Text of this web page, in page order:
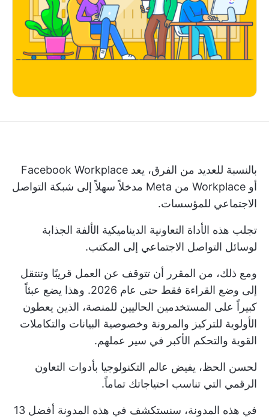
بالنسبة للعديد من الفرق، يعد Facebook Workplace
أو Workplace من Meta مدخلاً سهلاً إلى شبكة التواصل
الاجتماعي للمؤسسات.
تجلب هذه الأداة التعاونية الديناميكية الألفة الجذابة
لوسائل التواصل الاجتماعي إلى المكتب.
ومع ذلك، من المقرر أن تتوقف عن العمل قريبًا وتنتقل
إلى وضع القراءة فقط حتى عام 2026. وهذا يضع عبئاً
كبيراً على المستخدمين الحاليين للمنصة، الذين يعطون
الأولوية للتركيز والمرونة وخصوصية البيانات والتكاملات
القوية والتحكم الأكبر في سير عملهم.
لحسن الحظ، يفيض عالم التكنولوجيا بأدوات التعاون
الرقمي التي تناسب احتياجاتك تماماً.
في هذه المدونة، سنستكشف في هذه المدونة أفضل 13